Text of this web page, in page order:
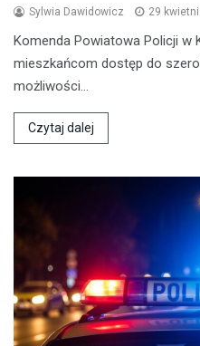
Sylwia Dawidowicz 29
Komenda Powiatowa Policji w
mieszkańcom dostęp do
możliwości…
Czytaj dalej